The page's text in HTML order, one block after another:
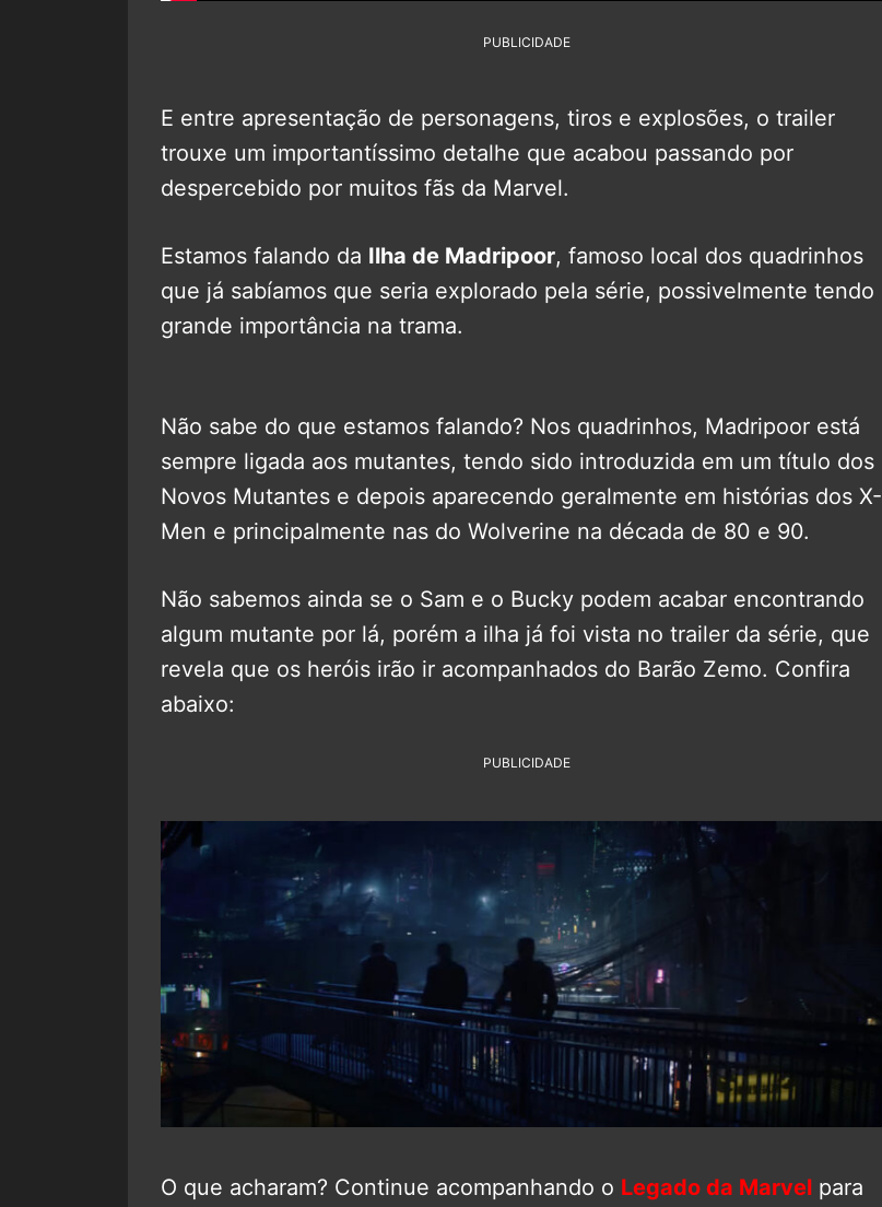
PUBLICIDADE
E entre apresentação de personagens, tiros e explosões, o trailer
trouxe um importantíssimo detalhe que acabou passando por
despercebido por muitos fãs da Marvel.
Estamos falando da Ilha de Madripoor, famoso local dos quadrinhos
que já sabíamos que seria explorado pela série, possivelmente tendo
grande importância na trama.
Não sabe do que estamos falando? Nos quadrinhos, Madripoor está
sempre ligada aos mutantes, tendo sido introduzida em um título dos
Novos Mutantes e depois aparecendo geralmente em histórias dos X-
Men e principalmente nas do Wolverine na década de 80 e 90.
Não sabemos ainda se o Sam e o Bucky podem acabar encontrando
algum mutante por lá, porém a ilha já foi vista no trailer da série, que
revela que os heróis irão ir acompanhados do Barão Zemo. Confira
abaixo:
PUBLICIDADE
O que acharam? Continue acompanhando o Legado da Marvel para